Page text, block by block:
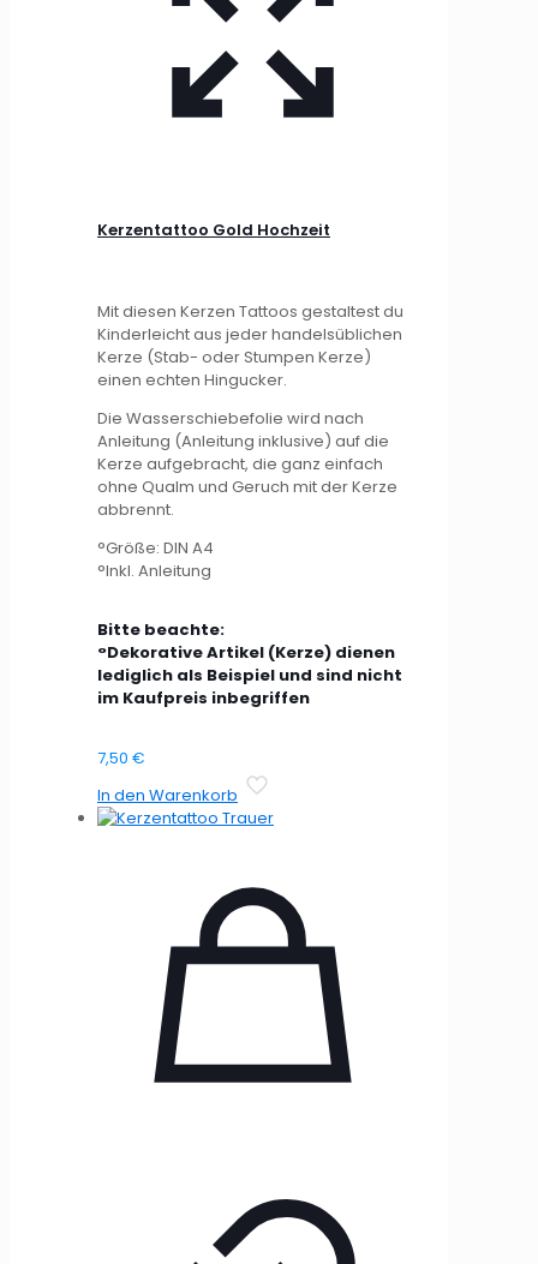
Kerzentattoo Gold Hochzeit
Mit diesen Kerzen Tattoos gestaltest du
Kinderleicht aus jeder handelsüblichen
Kerze (Stab- oder Stumpen Kerze)
einen echten Hingucker.
Die Wasserschiebefolie wird nach
Anleitung (Anleitung inklusive) auf die
Kerze aufgebracht, die ganz einfach
ohne Qualm und Geruch mit der Kerze
abbrennt.
°Größe: DIN A4
°Inkl. Anleitung
Bitte beachte:
°Dekorative Artikel (Kerze) dienen
lediglich als Beispiel und sind nicht
im Kaufpreis inbegriffen
7,50 €
In den Warenkorb